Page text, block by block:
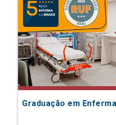
Graduação em